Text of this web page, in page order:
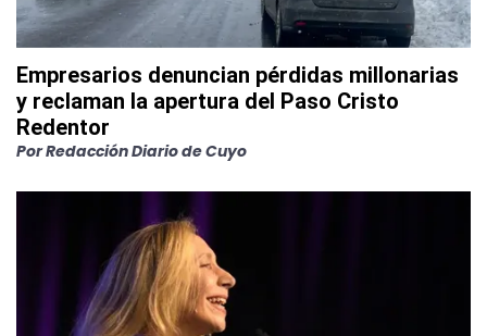
Empresarios denuncian pérdidas millonarias
y reclaman la apertura del Paso Cristo
Redentor
PorRedacción Diario de Cuyo